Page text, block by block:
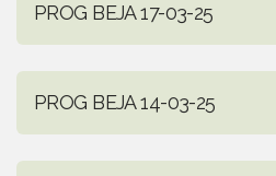
PROG BEJA 17-03-25
PROG BEJA 14-03-25